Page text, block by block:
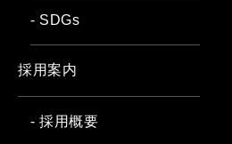
- SDGs
採用案内
- 採用概要